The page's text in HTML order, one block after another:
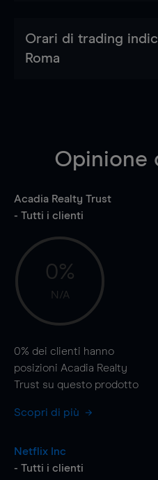
Orari di trading
Roma
Opinione
Acadia Realty Trust
- Tutti i clienti
0%
N/A
0% dei clienti hanno
posizioni Acadia Realty
Trust su questo prodotto
Scopri di più
Netflix Inc
- Tutti i clienti